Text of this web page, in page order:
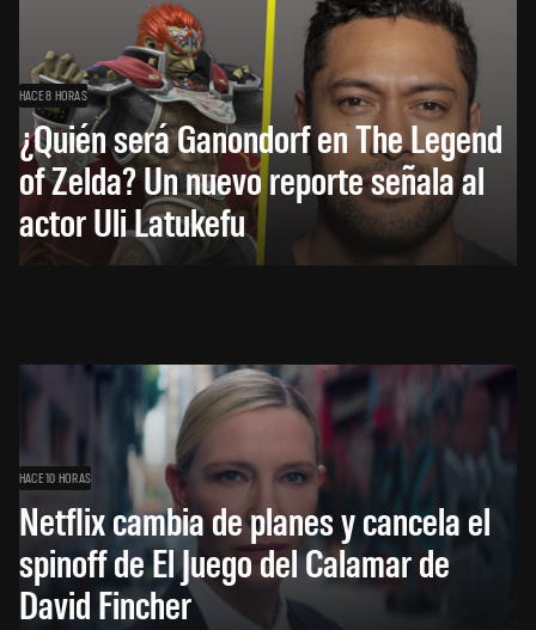
HACE 8 HORAS
¿Quién será Ganondorf en The Legend
of Zelda? Un nuevo reporte señala al
actor Uli Latukefu
HACE 10 HORAS
Netflix cambia de planes y cancela el
spinoff de El Juego del Calamar de
David Fincher